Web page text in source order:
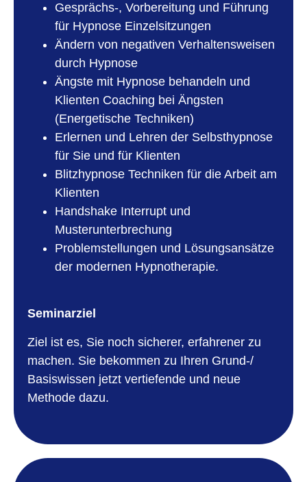
Gesprächs-, Vorbereitung und Führung
für Hypnose Einzelsitzungen
Ändern von negativen Verhaltensweisen
durch Hypnose
Ängste mit Hypnose behandeln und
Klienten Coaching bei Ängsten
(Energetische Techniken)
Erlernen und Lehren der Selbsthypnose
für Sie und für Klienten
Blitzhypnose Techniken für die Arbeit am
Klienten
Handshake Interrupt und
Musterunterbrechung
Problemstellungen und Lösungsansätze
der modernen Hypnotherapie.
Seminarziel
Ziel ist es, Sie noch sicherer, erfahrener zu
machen. Sie bekommen zu Ihren Grund-/
Basiswissen jetzt vertiefende und neue
Methode dazu.